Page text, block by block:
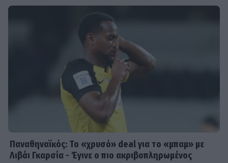
Παναθηναϊκός: Το «χρυσό» deal για το «μπαμ» με
Λιβάι Γκαρσία - Έγινε ο πιο ακριβοπληρωμένος